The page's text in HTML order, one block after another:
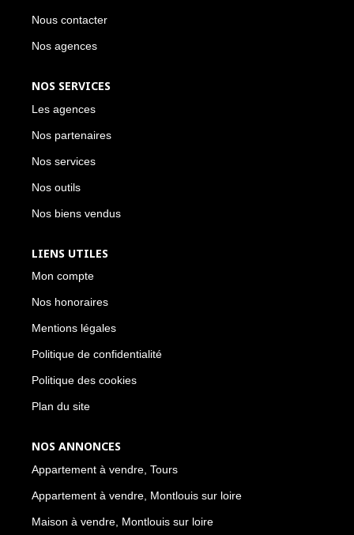
Nous contacter
Nos agences
NOS SERVICES
Les agences
Nos partenaires
Nos services
Nos outils
Nos biens vendus
LIENS UTILES
Mon compte
Nos honoraires
Mentions légales
Politique de confidentialité
Politique des cookies
Plan du site
NOS ANNONCES
Appartement à vendre, Tours
Appartement à vendre, Montlouis sur loire
Maison à vendre, Montlouis sur loire